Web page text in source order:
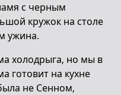
с черным
кружок на столе
ужина.
холодрыга, но мы в
готовит на кухне
не Сенном,